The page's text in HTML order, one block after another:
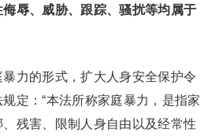
辱、威胁、跟踪、骚扰等均属于
力的形式，扩大人身安全保护令
定：“本法所称家庭暴力，是指家
残害、限制人身自由以及经常性